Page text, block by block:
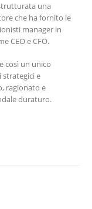
una
che ha fornito le
manager in
CEO e CFO.
così un unico
e
ragionato e
duraturo.